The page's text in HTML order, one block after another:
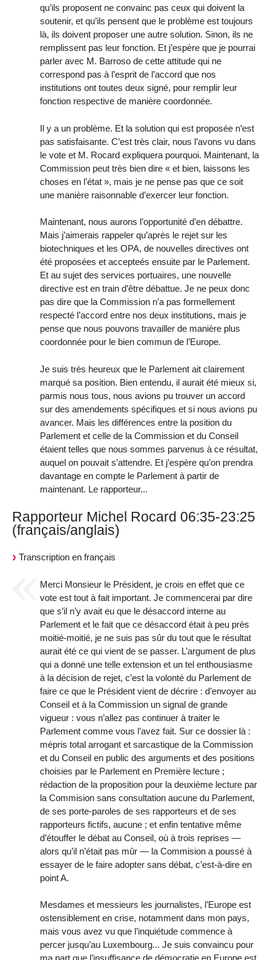
qu’ils proposent ne convainc pas ceux qui doivent la
soutenir, et qu’ils pensent que le problème est toujours
là, ils doivent proposer une autre solution. Sinon, ils ne
remplissent pas leur fonction. Et j’espère que je pourrai
parler avec M. Barroso de cette attitude qui ne
correspond pas à l’esprit de l’accord que nos
institutions ont toutes deux signé, pour remplir leur
fonction respective de manière coordonnée.
Il y a un problème. Et la solution qui est proposée n’est
pas satisfaisante. C’est très clair, nous l’avons vu dans
le vote et M. Rocard expliquera pourquoi. Maintenant, la
Commission peut très bien dire « et bien, laissons les
choses en l’état », mais je ne pense pas que ce soit
une manière raisonnable d’exercer leur fonction.
Maintenant, nous aurons l’opportunité d’en débattre.
Mais j’aimerais rappeler qu’après le rejet sur les
biotechniques et les OPA, de nouvelles directives ont
été proposées et accepteés ensuite par le Parlement.
Et au sujet des services portuaires, une nouvelle
directive est en train d’être débattue. Je ne peux donc
pas dire que la Commission n’a pas formellement
respecté l’accord entre nos deux institutions, mais je
pense que nous pouvons travailler de manière plus
coordonnée pour le bien commun de l’Europe.
Je suis très heureux que le Parlement ait clairement
marqué sa position. Bien entendu, il aurait été mieux si,
parmis nous tous, nous avions pu trouver un accord
sur des amendements spécifiques et si nous avions pu
avancer. Mais les différences entre la position du
Parlement et celle de la Commission et du Conseil
étaient telles que nous sommes parvenus à ce résultat,
auquel on pouvait s’attendre. Et j’espère qu’on prendra
davantage en compte le Parlement à partir de
maintenant. Le rapporteur...
Rapporteur Michel Rocard 06:35-23:25
(français/anglais)
Transcription en français
Merci Monsieur le Président, je crois en effet que ce
vote est tout à fait important. Je commencerai par dire
que s’il n’y avait eu que le désaccord interne au
Parlement et le fait que ce désaccord était à peu près
moitié-moitié, je ne suis pas sûr du tout que le résultat
aurait été ce qui vient de se passer. L’argument de plus
qui a donné une telle extension et un tel enthousiasme
à la décision de rejet, c’est la volonté du Parlement de
faire ce que le Président vient de décrire : d’envoyer au
Conseil et à la Commission un signal de grande
vigueur : vous n’allez pas continuer à traiter le
Parlement comme vous l’avez fait. Sur ce dossier là :
mépris total arrogant et sarcastique de la Commission
et du Conseil en public des arguments et des positions
choisies par le Parlement en Première lecture ;
rédaction de la proposition pour la deuxième lecture par
la Commision sans consultation aucune du Parlement,
de ses porte-paroles de ses rapporteurs et de ses
rapporteurs fictifs, aucune ; et enfin tentative même
d’étouffer le débat au Conseil, où à trois reprises —
alors qu’il n’était pas mûr — la Commision a poussé à
essayer de le faire adopter sans débat, c’est-à-dire en
point A.
Mesdames et messieurs les journalistes, l’Europe est
ostensiblement en crise, notamment dans mon pays,
mais vous avez vu que l’inquiétude commence à
percer jusqu’au Luxembourg... Je suis convaincu pour